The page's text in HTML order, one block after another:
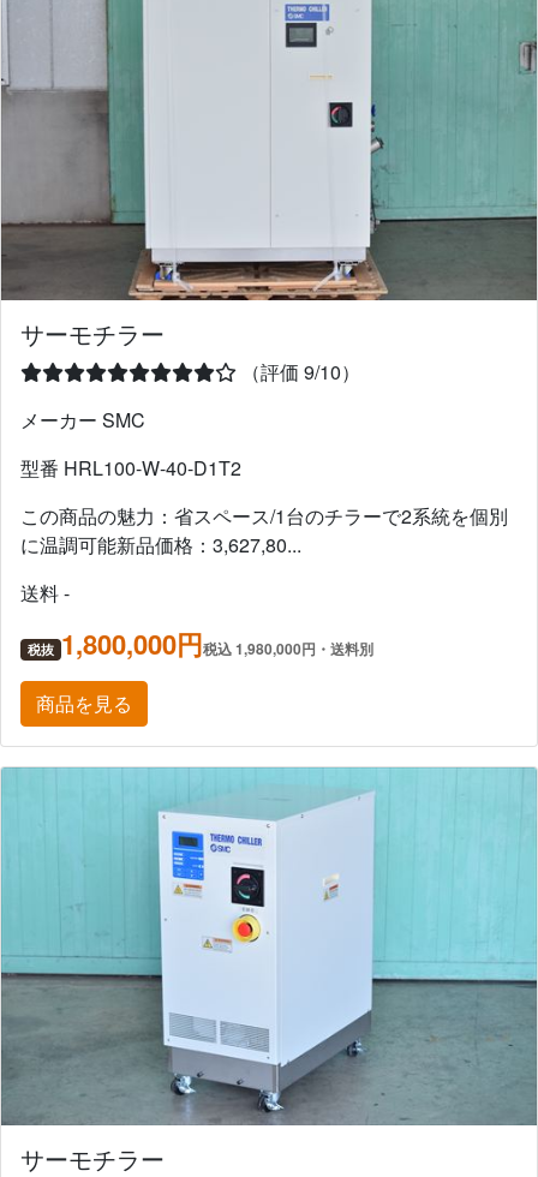
サーモチラー
（評価 9/10）
メーカー SMC
型番 HRL100-W-40-D1T2
この商品の魅力：省スペース/1台のチラーで2系統を個別
に温調可能新品価格：3,627,80...
送料 -
税抜 1,800,000円税込 1,980,000円・送料別
商品を見る
サーモチラー